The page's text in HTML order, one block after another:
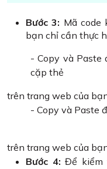
Bước 3: Mã code
bạn chỉ cần thực
- Copy và Paste
cặp thẻ
trên trang web của
- Copy và Paste
trên trang web của
Bước 4: Để kiểm